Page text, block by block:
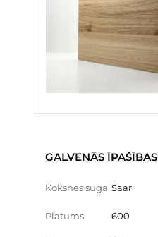
GALVENĀS ĪPAŠĪBAS
Koksnes suga Saar
Platums 600